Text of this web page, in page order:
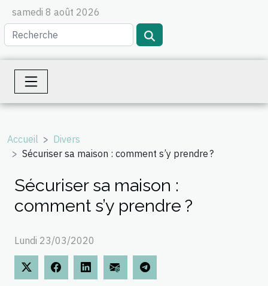
samedi 8 août 2026
Accueil
Divers
Sécuriser sa maison : comment s’y prendre ?
Sécuriser sa maison :
comment s’y prendre ?
Lundi 23/03/2020